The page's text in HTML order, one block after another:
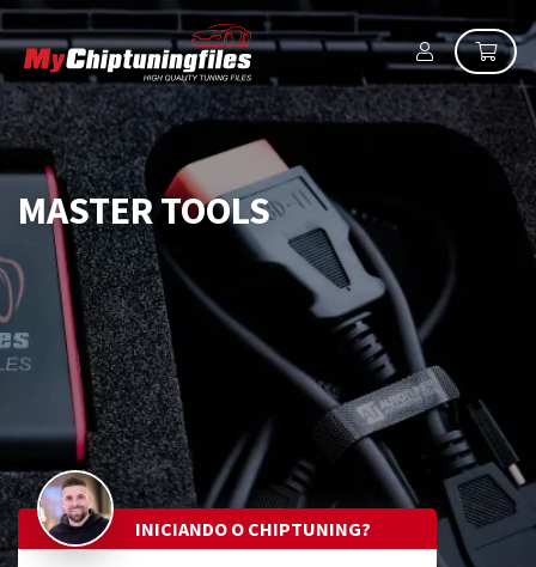
MASTER TOOLS
INICIANDO O CHIPTUNING?